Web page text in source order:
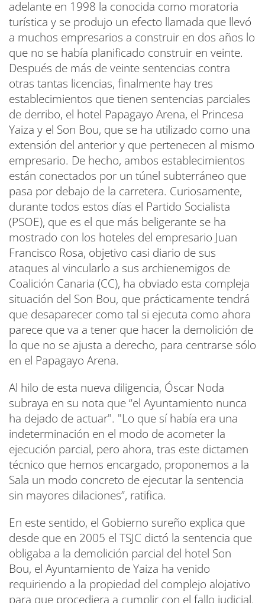
adelante en 1998 la conocida como moratoria
turística y se produjo un efecto llamada que llevó
a muchos empresarios a construir en dos años lo
que no se había planificado construir en veinte.
Después de más de veinte sentencias contra
otras tantas licencias, finalmente hay tres
establecimientos que tienen sentencias parciales
de derribo, el hotel Papagayo Arena, el Princesa
Yaiza y el Son Bou, que se ha utilizado como una
extensión del anterior y que pertenecen al mismo
empresario. De hecho, ambos establecimientos
están conectados por un túnel subterráneo que
pasa por debajo de la carretera. Curiosamente,
durante todos estos días el Partido Socialista
(PSOE), que es el que más beligerante se ha
mostrado con los hoteles del empresario Juan
Francisco Rosa, objetivo casi diario de sus
ataques al vincularlo a sus archienemigos de
Coalición Canaria (CC), ha obviado esta compleja
situación del Son Bou, que prácticamente tendrá
que desaparecer como tal si ejecuta como ahora
parece que va a tener que hacer la demolición de
lo que no se ajusta a derecho, para centrarse sólo
en el Papagayo Arena.
Al hilo de esta nueva diligencia, Óscar Noda
subraya en su nota que “el Ayuntamiento nunca
ha dejado de actuar". "Lo que sí había era una
indeterminación en el modo de acometer la
ejecución parcial, pero ahora, tras este dictamen
técnico que hemos encargado, proponemos a la
Sala un modo concreto de ejecutar la sentencia
sin mayores dilaciones”, ratifica.
En este sentido, el Gobierno sureño explica que
desde que en 2005 el TSJC dictó la sentencia que
obligaba a la demolición parcial del hotel Son
Bou, el Ayuntamiento de Yaiza ha venido
requiriendo a la propiedad del complejo alojativo
para que procediera a cumplir con el fallo judicial.